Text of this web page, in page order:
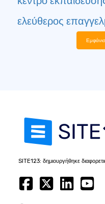
ελεύθερος
SITE123: δημιουργήθηκε